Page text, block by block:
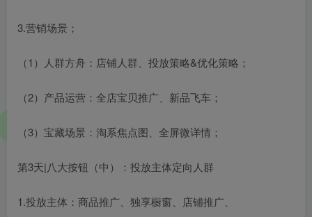
3.营销场景；
（1）人群方舟：店铺人群、投放策略&优化策略；
（2）产品运营：全店宝贝推广、新品飞车；
（3）宝藏场景：淘系焦点图、全屏微详情；
第3天|八大按钮（中）：投放主体定向人群
1.投放主体：商品推广、独享橱窗、店铺推广、